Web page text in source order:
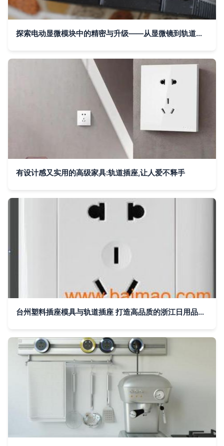
探索电动显微模块中的精密与升级——从显微镜到轨道插座的模块化配置思路
有设计感又实用的高级家具:轨道插座,让人爱不释手
台州塑料插座模具与轨道插座 打造高品质的浙江日用品模具制造